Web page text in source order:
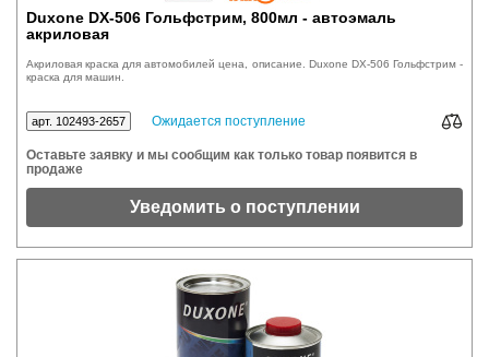
Duxone DX-506 Гольфстрим, 800мл - автоэмаль
акриловая
Акриловая краска для автомобилей цена, описание. Duxone DX-506 Гольфстрим -
краска для машин.
арт. 102493-2657 Ожидается поступление
Оставьте заявку и мы сообщим как только товар появится в
продаже
Уведомить о поступлении